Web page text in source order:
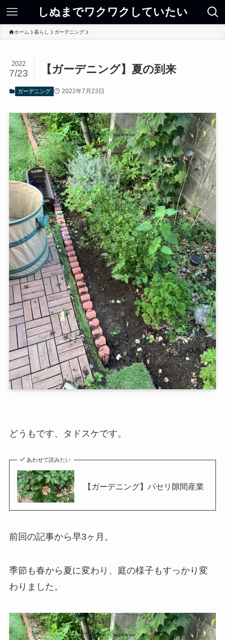
しぬまでワクワクしていたい
ホーム 暮らし ガーデニング
【ガーデニング】夏の到来
2022
7/23
ガーデニング 2022年7月23日
どうもです、タドスケです。
あわせて読みたい
【ガーデニング】パセリ隙間産業
前回の記事から早3ヶ月。
季節も春から夏に変わり、庭の様子もすっかり変
わりました。